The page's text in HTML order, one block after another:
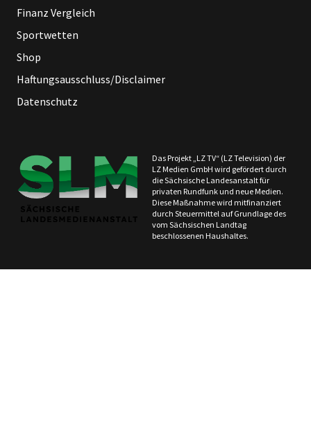
Finanz Vergleich
Sportwetten
Shop
Haftungsausschluss/Disclaimer
Datenschutz
Das Projekt „LZ TV“ (LZ Television) der
LZ Medien GmbH wird gefördert durch
die Sächsische Landesanstalt für
privaten Rundfunk und neue Medien.
Diese Maßnahme wird mitfinanziert
durch Steuermittel auf Grundlage des
vom Sächsischen Landtag
beschlossenen Haushaltes.